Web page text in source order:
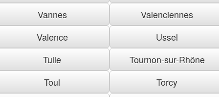
Vannes
Valenciennes
Valence
Ussel
Tulle
Tournon-sur-Rhône
Toul
Torcy